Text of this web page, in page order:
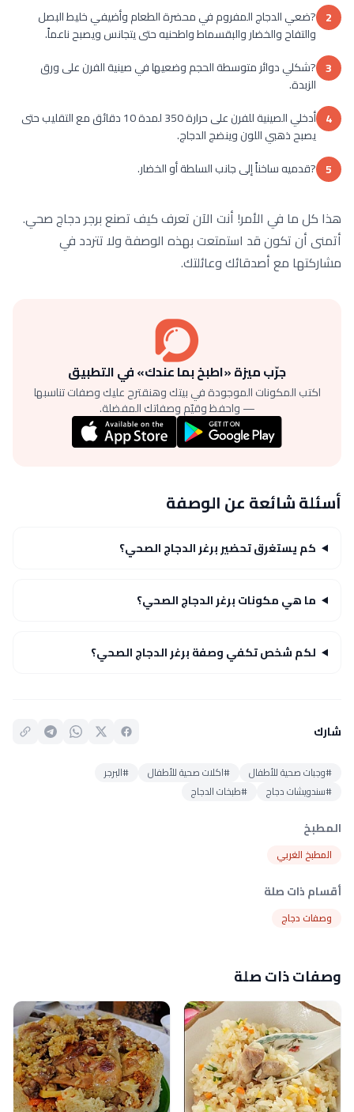
2 ?ضعي الدجاج المفروم في محضرة الطعام وأضيفي خليط البصل
والتفاح والخضار والبقسماط واطحنيه حتى يتجانس ويصبح ناعماً.
3 ?شكلي دوائر متوسطة الحجم وضعيها في صينية الفرن على ورق
الزبدة.
4
أدخلي الصينية للفرن على حرارة 350 لمدة 10 دقائق مع التقليب حتى
يصبح ذهبي اللون وينضج الدجاج.
5 ?قدميه ساخناً إلى جانب السلطة أو الخضار.
هذا كل ما في الأمر! أنت الآن تعرف كيف تصنع برجر دجاج صحي.
أتمنى أن تكون قد استمتعت بهذه الوصفة ولا تتردد في
مشاركتها مع أصدقائك وعائلتك.
جرّب ميزة «اطبخ بما عندك» في التطبيق
اكتب المكونات الموجودة في بيتك وهنقترح عليك وصفات تناسبها
— واحفظ وقيّم وصفاتك المفضلة.
أسئلة شائعة عن الوصفة
كم يستغرق تحضير برغر الدجاج الصحي؟
ما هي مكونات برغر الدجاج الصحي؟
لكم شخص تكفي وصفة برغر الدجاج الصحي؟
شارك
#وجبات صحية للأطفال #اكلات صحية للأطفال
#البرجر
#سندويشات دجاج
#طبخات الدجاج
المطبخ
المطبخ الغربي
أقسام ذات صلة
وصفات دجاج
وصفات ذات صلة